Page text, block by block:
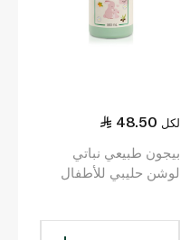
48.50 لكل
بيجون طبيعي نباتي
لوشن حليبي للأطفال